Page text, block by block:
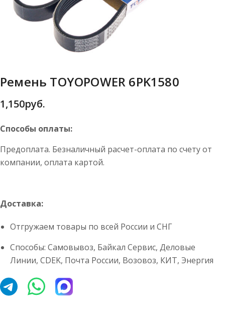
Ремень TOYOPOWER 6PK1580
1,150руб.
Способы оплаты:
Предоплата. Безналичный расчет-оплата по счету от
компании, оплата картой.
Доставка:
Отгружаем товары по всей России и СНГ
Способы: Самовывоз, Байкал Сервис, Деловые
Линии, CDEK, Почта России, Возовоз, КИТ, Энергия